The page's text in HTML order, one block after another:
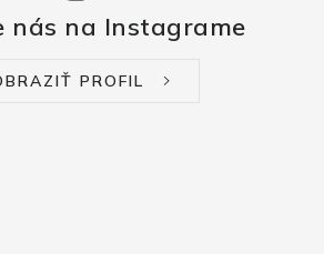
nás na Instagrame
PROFIL